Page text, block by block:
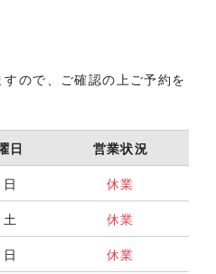
ので、ご確認の上ご予約を
日
営業状況
日
休業
土
休業
日
休業